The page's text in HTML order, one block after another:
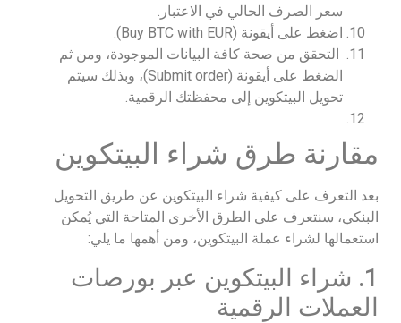
سعر الصرف الحالي في الاعتبار.
اضغط على أيقونة (Buy BTC with EUR).
التحقق من صحة كافة البيانات الموجودة، ومن ثم
الضغط على أيقونة (Submit order)، وبذلك سيتم
تحويل البيتكوين إلى محفظتك الرقمية.
مقارنة طرق شراء البيتكوين
بعد التعرف على كيفية شراء البيتكوين عن طريق التحويل
البنكي، سنتعرف على الطرق الأخرى المتاحة التي يُمكن
استعمالها لشراء عملة البيتكوين، ومن أهمها ما يلي:
1. شراء البيتكوين عبر بورصات
العملات الرقمية